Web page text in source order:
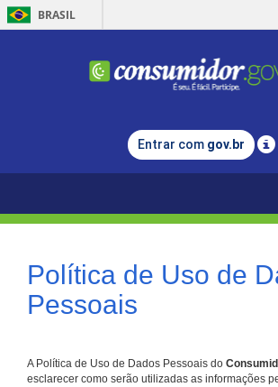
BRASIL
Entrar com gov.br
Política de Uso de
Pessoais
A Política de Uso de Dados Pessoais do
esclarecer como serão utilizadas as informações